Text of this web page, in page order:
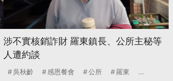
涉不實核銷詐財 羅東鎮長、公所主秘等
人遭約談
吳秋齡 感恩餐會 公所 羅東 ...